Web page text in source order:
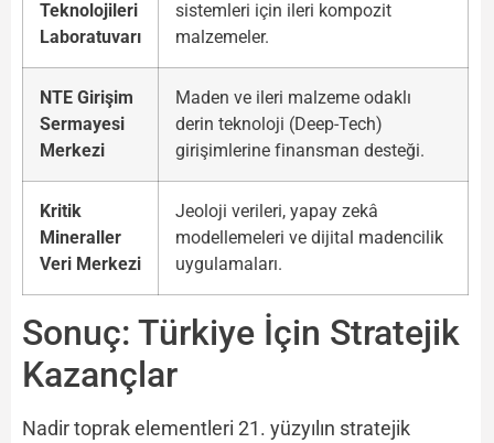
Teknolojileri
Laboratuvarı
sistemleri için ileri kompozit
malzemeler.
NTE Girişim
Sermayesi
Merkezi
Maden ve ileri malzeme odaklı
derin teknoloji (Deep-Tech)
girişimlerine finansman desteği.
Kritik
Mineraller
Veri Merkezi
Jeoloji verileri, yapay zekâ
modellemeleri ve dijital madencilik
uygulamaları.
Sonuç: Türkiye İçin Stratejik
Kazançlar
Nadir toprak elementleri 21. yüzyılın stratejik